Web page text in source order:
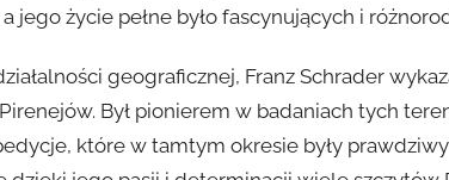
jego życie pełne było fascynujących i
geograficznej, Franz Schrader
Był pionierem w badaniach tych
które w tamtym okresie były